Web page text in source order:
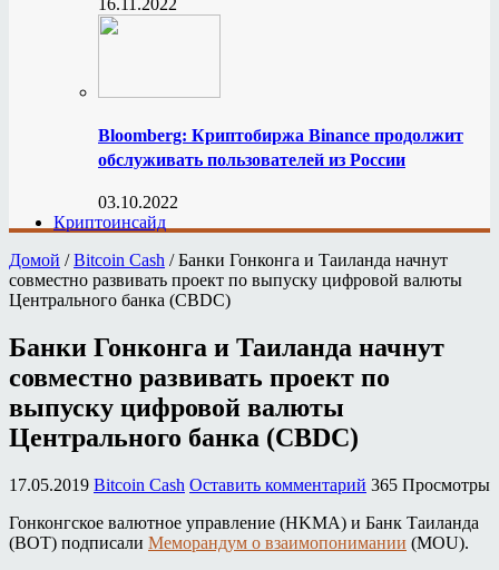
Bloomberg: Криптобиржа Binance продолжит
обслуживать пользователей из России
03.10.2022
Криптоинсайд
Домой / Bitcoin Cash / Банки Гонконга и Таиланда начнут
совместно развивать проект по выпуску цифровой валюты
Центрального банка (CBDC)
Банки Гонконга и Таиланда начнут
совместно развивать проект по
выпуску цифровой валюты
Центрального банка (CBDC)
17.05.2019 Bitcoin Cash Оставить комментарий 365 Просмотры
Гонконгское валютное управление (HKMA) и Банк Таиланда
(BOT) подписали Меморандум о взаимопонимании (MOU).